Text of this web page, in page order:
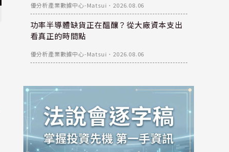
優分析產業數據中心-Matsui ． 2026.08.06
功率半導體缺貨正在醞釀？從大廠資本支出
看真正的時間點
優分析產業數據中心-Matsui ． 2026.08.06